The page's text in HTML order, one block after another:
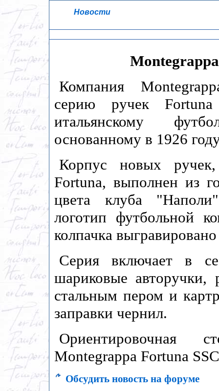
Новости
Компания
серию ручек
итальянскому
основанному в 1926
Корпус новых
Fortuna, выполнен из
цвета клуба
логотип футбольной
колпачка
Серия включает в
шариковые
стальным пером и
заправки чернил.
Ориентировочная
Montegrappa Fortuna
Обсудить новость на форуме